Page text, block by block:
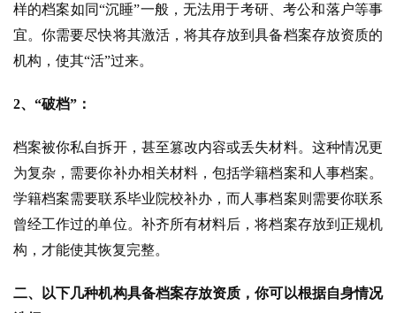
样的档案如同“沉睡”一般，无法用于考研、考公和落户等事
宜。你需要尽快将其激活，将其存放到具备档案存放资质的
机构，使其“活”过来。
2、“破档”：
档案被你私自拆开，甚至篡改内容或丢失材料。这种情况更
为复杂，需要你补办相关材料，包括学籍档案和人事档案。
学籍档案需要联系毕业院校补办，而人事档案则需要你联系
曾经工作过的单位。补齐所有材料后，将档案存放到正规机
构，才能使其恢复完整。
二、
以下几种机构具备档案存放资质，你可以根据自身情况